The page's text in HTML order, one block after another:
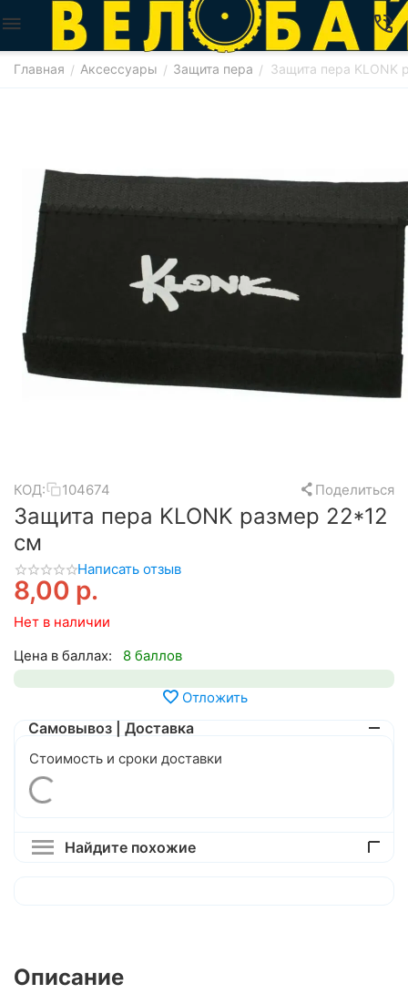
Главная / Аксессуары / Защита пера / Защита пера KLONK
КОД: 104674 Поделиться
Защита пера KLONK размер 22*12
см
Написать отзыв
8,00 р.
Нет в наличии
Цена в баллах:
8 баллов
Отложить
Самовывоз | Доставка
Стоимость и сроки доставки
Найдите похожие
Описание